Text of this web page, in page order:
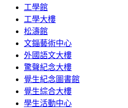
工學館
工學大樓
松濤館
文錙藝術中心
外國語文大樓
驚聲紀念大樓
覺生紀念圖書館
覺生綜合大樓
學生活動中心